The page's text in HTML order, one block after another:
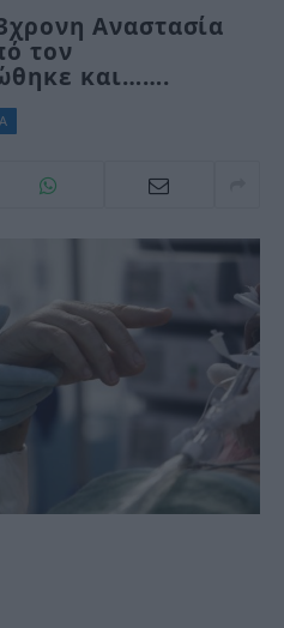
Αναστασία
τον
και…….